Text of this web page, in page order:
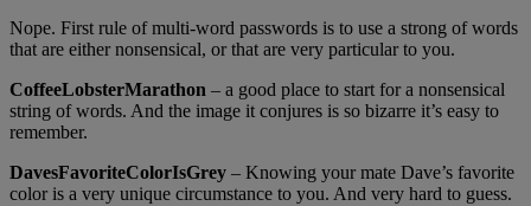
Nope. First rule of multi-word passwords is to use a strong of words
that are either nonsensical, or that are very particular to you.
CoffeeLobsterMarathon – a good place to start for a nonsensical
string of words. And the image it conjures is so bizarre it’s easy to
remember.
DavesFavoriteColorIsGrey – Knowing your mate Dave’s favorite
color is a very unique circumstance to you. And very hard to guess.